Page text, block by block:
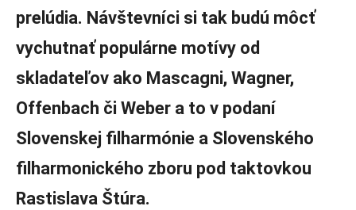
prelúdia. Návštevníci si tak budú môcť
vychutnať populárne motívy od
skladateľov ako Mascagni, Wagner,
Offenbach či Weber a to v podaní
Slovenskej filharmónie a Slovenského
filharmonického zboru pod taktovkou
Rastislava Štúra.